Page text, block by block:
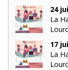
24
La
17
La